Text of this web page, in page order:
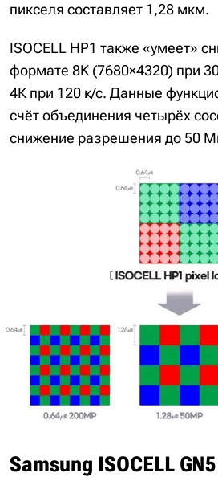
пикселя составляет 1,28 мкм.
ISOCELL HP1 также «умеет»
формате 8K (7680×4320) при
4К при 120 к/с. Данные
счёт объединения четырёх
снижение разрешения до 50
Samsung ISOCELL GN5